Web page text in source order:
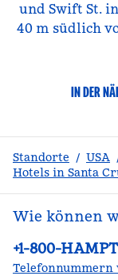
und Swift St.
40 m südlich
IN DER
Standorte / USA
Hotels in Santa
Wie können
Telefon:
+1-800-
Telefonnummern